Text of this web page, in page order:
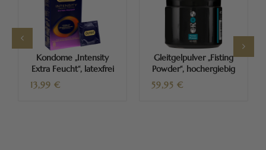
Kondome „Intensity
Extra Feucht“, latexfrei
13,99 €
Gleitgelpulver „Fisting
Powder“, hochergiebig
59,95 €